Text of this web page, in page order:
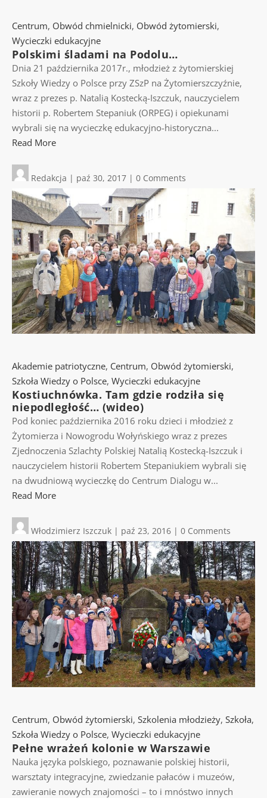
Centrum, Obwód chmielnicki, Obwód żytomierski,
Wycieczki edukacyjne
Polskimi śladami na Podolu…
Dnia 21 października 2017r., młodzież z żytomierskiej
Szkoły Wiedzy o Polsce przy ZSzP na Żytomierszczyźnie,
wraz z prezes p. Natalią Kostecką-Iszczuk, nauczycielem
historii p. Robertem Stepaniuk (ORPEG) i opiekunami
wybrali się na wycieczkę edukacyjno-historyczna...
Read More
Redakcja | paź 30, 2017 |0 Comments
Akademie patriotyczne, Centrum, Obwód żytomierski,
Szkoła Wiedzy o Polsce,Wycieczki edukacyjne
Kostiuchnówka. Tam gdzie rodziła się
niepodległość… (wideo)
Pod koniec października 2016 roku dzieci i młodzież z
Żytomierza i Nowogrodu Wołyńskiego wraz z prezes
Zjednoczenia Szlachty Polskiej Natalią Kostecką-Iszczuk i
nauczycielem historii Robertem Stepaniukiem wybrali się
na dwudniową wycieczkę do Centrum Dialogu w...
Read More
Włodzimierz Iszczuk | paź 23, 2016 |0 Comments
Centrum, Obwód żytomierski,Szkolenia młodzieży,Szkoła,
Szkoła Wiedzy o Polsce,Wycieczki edukacyjne
Pełne wrażeń kolonie w Warszawie
Nauka języka polskiego, poznawanie polskiej historii,
warsztaty integracyjne, zwiedzanie pałaców i muzeów,
zawieranie nowych znajomości – to i mnóstwo innych